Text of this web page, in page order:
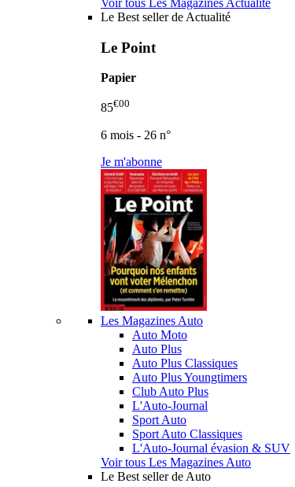
Voir tous Les Magazines Actualité
Le Best seller de Actualité
Le Point
Papier
85€00
6 mois - 26 n°
Je m'abonne
Les Magazines Auto
Auto Moto
Auto Plus
Auto Plus Classiques
Auto Plus Youngtimers
Club Auto Plus
L'Auto-Journal
Sport Auto
Sport Auto Classiques
L'Auto-Journal évasion & SUV
Voir tous Les Magazines Auto
Le Best seller de Auto